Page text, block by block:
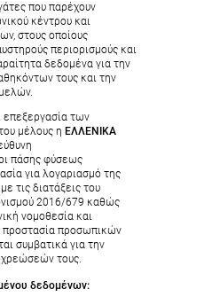
που παρέχουν
κέντρου και
στους οποίους
περιορισμούς και
δεδομένα για την
τους και την
των
μέλους η ΕΛΛΕΝΙΚΑ
πάσης φύσεως
για λογαριασμό της
τις διατάξεις του
2016/679 καθώς
νομοθεσία και
προστασία προσωπικών
συμβατικά για την
τους.
δεδομένων: